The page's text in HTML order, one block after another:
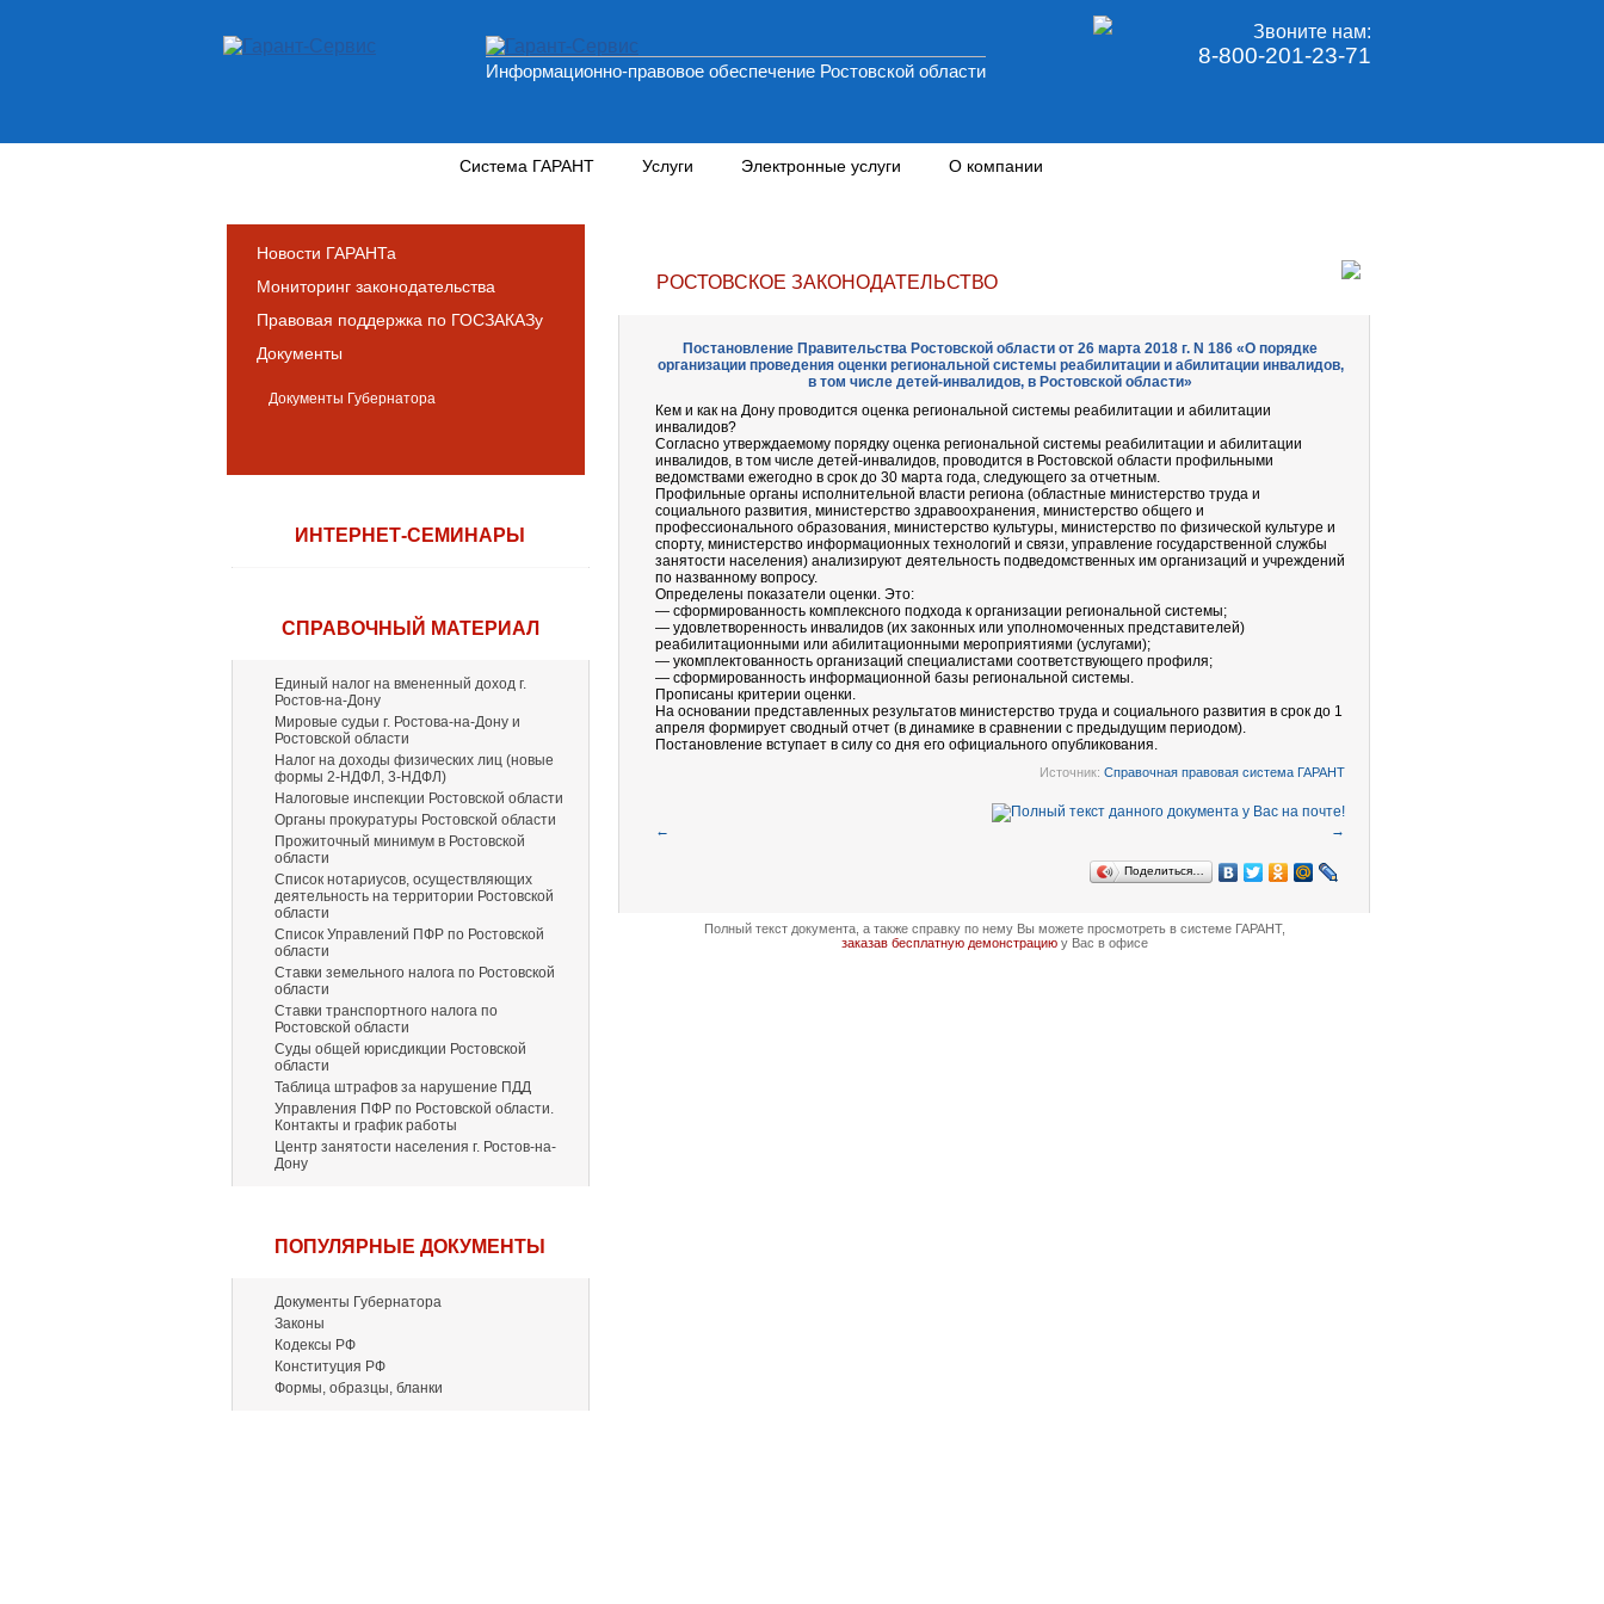
Информационно-правовое обеспечение Ростовской области
Звоните нам:
8-800-201-23-71
Система ГАРАНТ Услуги Электронные услуги О компании
Новости ГАРАНТа
Мониторинг законодательства
Правовая поддержка по ГОСЗАКАЗу
Документы
Документы Губернатора
ИНТЕРНЕТ-СЕМИНАРЫ
СПРАВОЧНЫЙ МАТЕРИАЛ
Единый налог на вмененный доход г.
Ростов-на-Дону
Мировые судьи г. Ростова-на-Дону и
Ростовской области
Налог на доходы физических лиц (новые
формы 2-НДФЛ, 3-НДФЛ)
Налоговые инспекции Ростовской области
Органы прокуратуры Ростовской области
Прожиточный минимум в Ростовской
области
Список нотариусов, осуществляющих
деятельность на территории Ростовской
области
Список Управлений ПФР по Ростовской
области
Ставки земельного налога по Ростовской
области
Ставки транспортного налога по
Ростовской области
Суды общей юрисдикции Ростовской
области
Таблица штрафов за нарушение ПДД
Управления ПФР по Ростовской области.
Контакты и график работы
Центр занятости населения г. Ростов-на-
Дону
ПОПУЛЯРНЫЕ ДОКУМЕНТЫ
Документы Губернатора
Законы
Кодексы РФ
Конституция РФ
Формы, образцы, бланки
РОСТОВСКОЕ ЗАКОНОДАТЕЛЬСТВО
Постановление Правительства Ростовской области от 26 марта 2018 г. N 186 «О порядке
организации проведения оценки региональной системы реабилитации и абилитации инвалидов,
в том числе детей-инвалидов, в Ростовской области»
Кем и как на Дону проводится оценка региональной системы реабилитации и абилитации
инвалидов?
Согласно утверждаемому порядку оценка региональной системы реабилитации и абилитации
инвалидов, в том числе детей-инвалидов, проводится в Ростовской области профильными
ведомствами ежегодно в срок до 30 марта года, следующего за отчетным.
Профильные органы исполнительной власти региона (областные министерство труда и
социального развития, министерство здравоохранения, министерство общего и
профессионального образования, министерство культуры, министерство по физической культуре и
спорту, министерство информационных технологий и связи, управление государственной службы
занятости населения) анализируют деятельность подведомственных им организаций и учреждений
по названному вопросу.
Определены показатели оценки. Это:
— сформированность комплексного подхода к организации региональной системы;
— удовлетворенность инвалидов (их законных или уполномоченных представителей)
реабилитационными или абилитационными мероприятиями (услугами);
— укомплектованность организаций специалистами соответствующего профиля;
— сформированность информационной базы региональной системы.
Прописаны критерии оценки.
На основании представленных результатов министерство труда и социального развития в срок до 1
апреля формирует сводный отчет (в динамике в сравнении с предыдущим периодом).
Постановление вступает в силу со дня его официального опубликования.
Источник: Справочная правовая система ГАРАНТ
← →
Поделиться…
Полный текст документа, а также справку по нему Вы можете просмотреть в системе ГАРАНТ,
заказав бесплатную демонстрациюу Вас в офисе